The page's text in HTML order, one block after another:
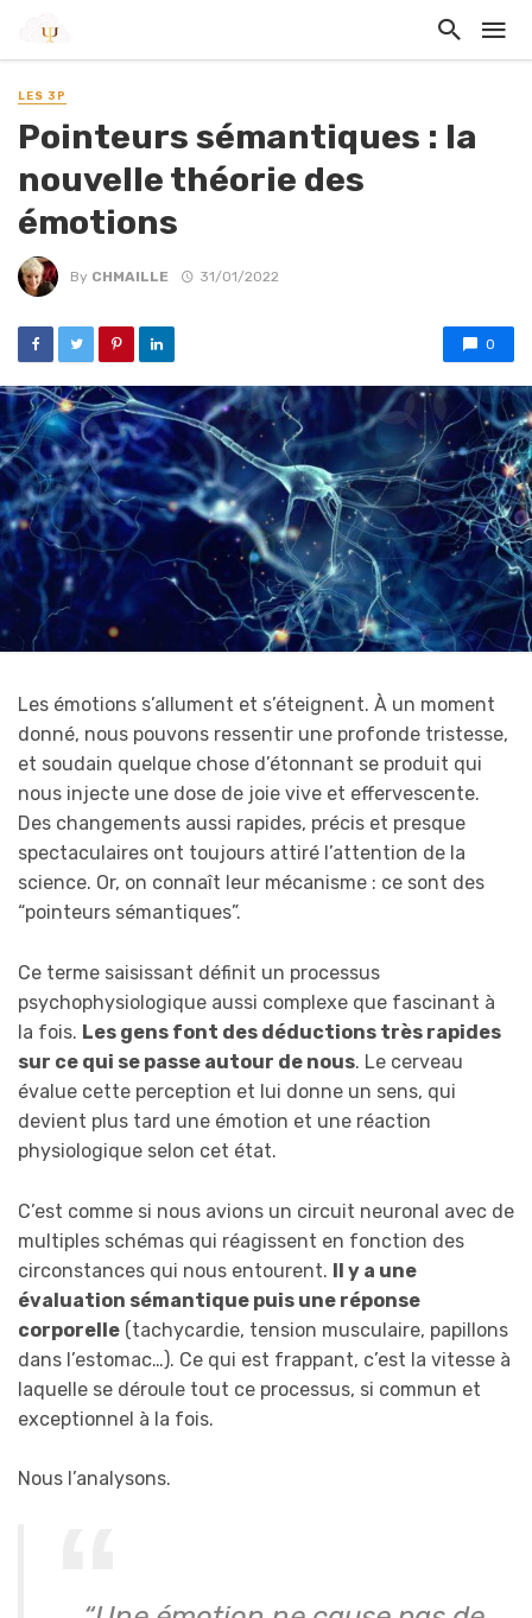
LES 3P
Pointeurs sémantiques : la
nouvelle théorie des
émotions
By CHMAILLE 31/01/2022
0
Les émotions s’allument et s’éteignent. À un moment
donné, nous pouvons ressentir une profonde tristesse,
et soudain quelque chose d’étonnant se produit qui
nous injecte une dose de joie vive et effervescente.
Des changements aussi rapides, précis et presque
spectaculaires ont toujours attiré l’attention de la
science. Or, on connaît leur mécanisme : ce sont des
“pointeurs sémantiques”.
Ce terme saisissant définit un processus
psychophysiologique aussi complexe que fascinant à
la fois. Les gens font des déductions très rapides
sur ce qui se passe autour de nous. Le cerveau
évalue cette perception et lui donne un sens, qui
devient plus tard une émotion et une réaction
physiologique selon cet état.
C’est comme si nous avions un circuit neuronal avec de
multiples schémas qui réagissent en fonction des
circonstances qui nous entourent. Il y a une
évaluation sémantique puis une réponse
corporelle (tachycardie, tension musculaire, papillons
dans l’estomac…). Ce qui est frappant, c’est la vitesse à
laquelle se déroule tout ce processus, si commun et
exceptionnel à la fois.
Nous l’analysons.